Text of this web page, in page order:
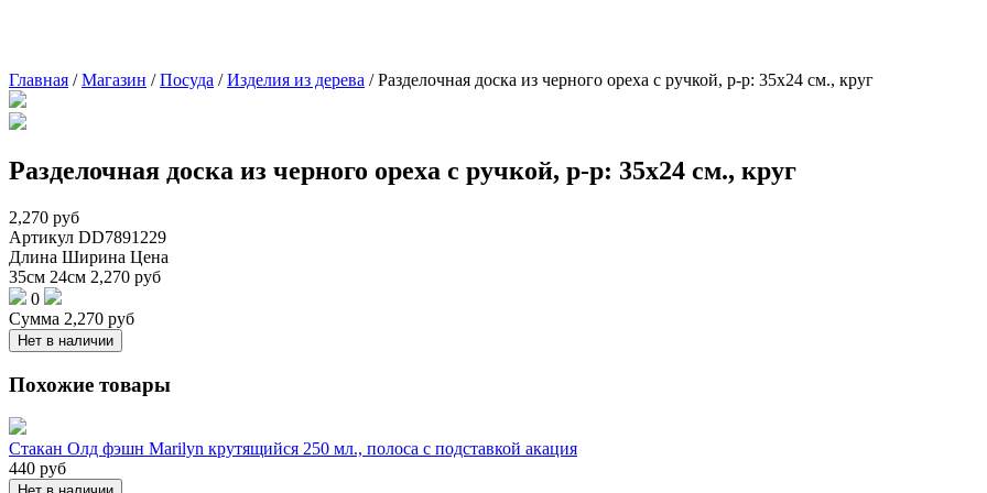
Главная /Магазин /Посуда /Изделия из дерева /Разделочная доска из черного ореха с ручкой, р-р: 35х24 см., круг
Разделочная доска из черного ореха с ручкой, р-р: 35х24 см., круг
2,270 руб
Артикул DD7891229
Длина Ширина Цена
35см 24см 2,270 руб
0
Сумма 2,270 руб
Нет в наличии
Похожие товары
Стакан Олд фэшн Marilyn крутящийся 250 мл., полоса с подставкой акация
440 руб